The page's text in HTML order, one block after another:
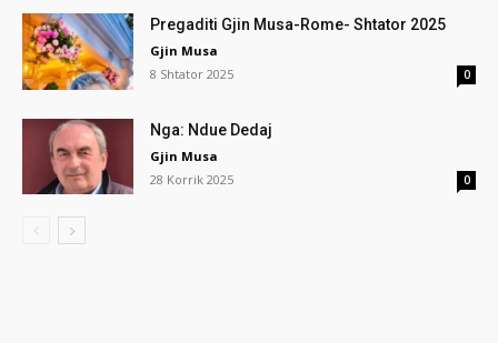
Pregaditi Gjin Musa-Rome- Shtator 2025
Gjin Musa
8 Shtator 2025
0
Nga: Ndue Dedaj
Gjin Musa
28 Korrik 2025
0